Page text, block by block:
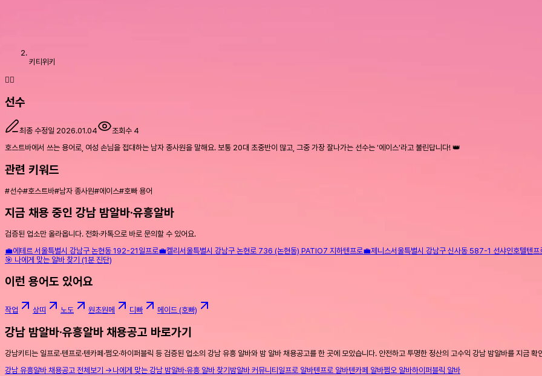
키티위키
🤵‍♂️
선수
최종 수정일 2026.01.04 조회수 4
호스트바에서 쓰는 용어로, 여성 손님을 접대하는 남자 종사원을 말해요. 보통 20대 초중반이 많고, 그중 가장 잘나가는 선수는 '에이스'라고 불린답니다! 👑
관련 키워드
#선수#호스트바#남자 종사원#에이스#호빠 용어
지금 채용 중인 강남 밤알바·유흥알바
검증된 업소만 올라옵니다. 전화·카톡으로 바로 문의할 수 있어요.
💼에테르 서울특별시 강남구 논현동 192-21 일프로💼켈리 서울특별시 강남구 논현로 736 (논현동) PATIO7 지하텐프로💼제니스서울특별시 강남구 신사동 587-1 선샤인호텔텐프
🎯 나에게 맞는 알바 찾기 (1분 진단)
이런 용어도 있어요
작업 상띠 노도 원초원메 디빠 메이드 (호빠)
강남 밤알바·유흥알바 채용공고 바로가기
강남키티는 일프로·텐프로·텐카페·쩜오·하이퍼블릭 등 검증된 업소의 강남 유흥 알바와 밤 알바 채용공고를 한 곳에 모았습니다. 안전하고 투명한 정산의 고수익 강남 밤알바를 지금 확
강남 유흥알바 채용공고 전체보기 → 나에게 맞는 강남 밤알바·유흥 알바 찾기밤알바 커뮤니티일프로 알바텐프로 알바텐카페 알바쩜오 알바하이퍼블릭 알바